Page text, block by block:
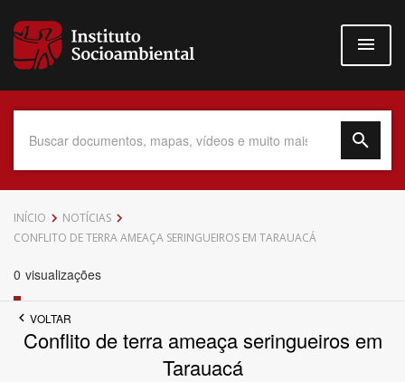
para
conteúdo
Data do Documento
Até
INÍCIO
NOTÍCIAS
CONFLITO DE TERRA AMEAÇA SERINGUEIROS EM TARAUACÁ
0 visualizações
VOLTAR
Conflito de terra ameaça seringueiros em
Tarauacá